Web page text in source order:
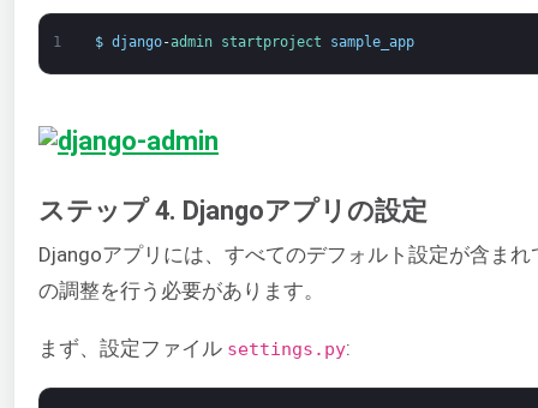
1 $ django-admin startproject sample_app
ステップ 4. Djangoアプリの設定
Djangoアプリには、すべてのデフォルト設定が含ま
の調整を行う必要があります。
まず、設定ファイル settings.py: